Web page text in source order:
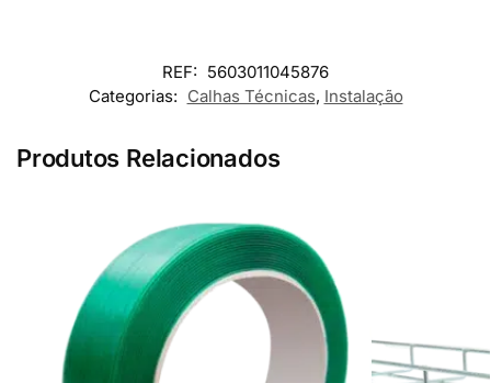
REF: 5603011045876
Categorias: Calhas Técnicas, Instalação
Produtos Relacionados